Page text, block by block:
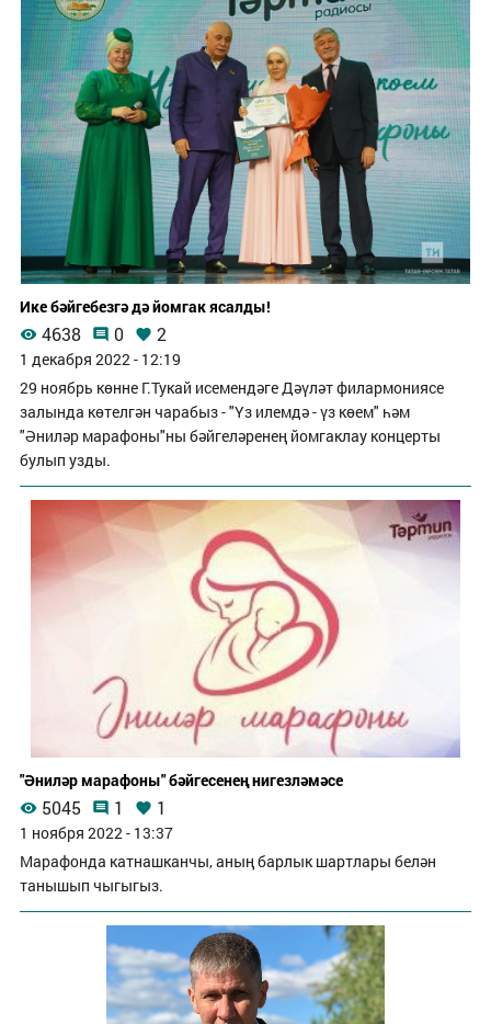
Ике бәйгебезгә дә йомгак ясалды!
4638 0 2
1 декабря 2022 - 12:19
29 ноябрь көнне Г.Тукай исемендәге Дәүләт филармониясе
залында көтелгән чарабыз - "Үз илемдә - үз көем" һәм
"Әниләр марафоны"ны бәйгеләренең йомгаклау концерты
булып узды.
"Әниләр марафоны" бәйгесенең нигезләмәсе
5045 1 1
1 ноября 2022 - 13:37
Марафонда катнашканчы, аның барлык шартлары белән
танышып чыгыгыз.